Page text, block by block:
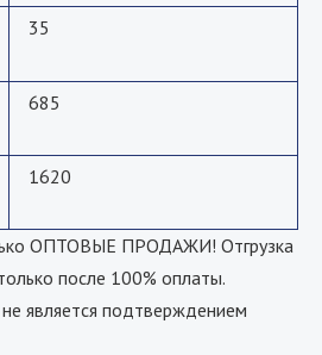
35
685
1620
ОПТОВЫЕ ПРОДАЖИ! Отгрузка
после 100% оплаты.
является подтверждением